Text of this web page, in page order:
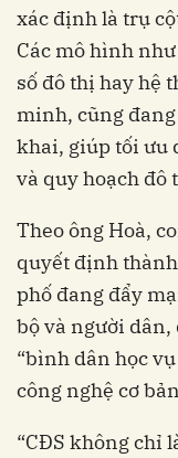
xác định là trụ
Các mô hình
số đô thị hay hệ
minh, cũng
khai, giúp tối ưu
và quy hoạch đô
Theo ông Hoà,
quyết định
phố đang đẩy
bộ và người
“bình dân học
công nghệ cơ
“CĐS không chỉ